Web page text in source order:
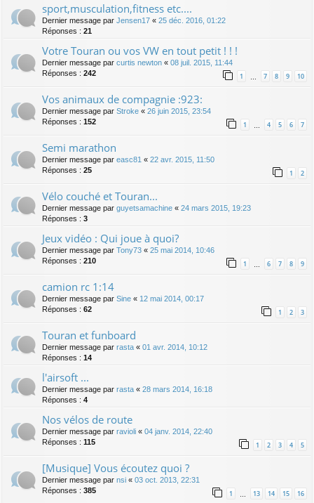
sport,musculation,fitness etc....
Dernier message par Jensen17 « 25 déc. 2016, 01:22
Réponses : 21
Votre Touran ou vos VW en tout petit ! ! !
Dernier message par curtis newton « 08 juil. 2015, 11:44
Réponses : 242 1 7 8 9 10
Vos animaux de compagnie :923:
Dernier message par Stroke « 26 juin 2015, 23:54
Réponses : 152 1 4 5 6 7
Semi marathon
Dernier message par easc81 « 22 avr. 2015, 11:50
Réponses : 25 1 2
Vélo couché et Touran...
Dernier message par guyetsamachine « 24 mars 2015, 19:23
Réponses : 3
Jeux vidéo : Qui joue à quoi?
Dernier message par Tony73 « 25 mai 2014, 10:46
Réponses : 210 1 6 7 8 9
camion rc 1:14
Dernier message par Sine « 12 mai 2014, 00:17
Réponses : 62 1 2 3
Touran et funboard
Dernier message par rasta « 01 avr. 2014, 10:12
Réponses : 14
l'airsoft ...
Dernier message par rasta « 28 mars 2014, 16:18
Réponses : 4
Nos vélos de route
Dernier message par ravioli « 04 janv. 2014, 22:40
Réponses : 115 1 2 3 4 5
[Musique] Vous écoutez quoi ?
Dernier message par nsi « 03 oct. 2013, 22:31
Réponses : 385 1 … 13 14 15 16